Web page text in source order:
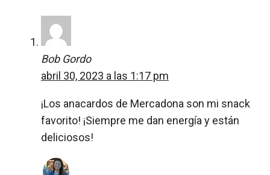
Bob Gordo
abril 30, 2023 a las 1:17 pm
¡Los anacardos de Mercadona son mi snack
favorito! ¡Siempre me dan energía y están
deliciosos!